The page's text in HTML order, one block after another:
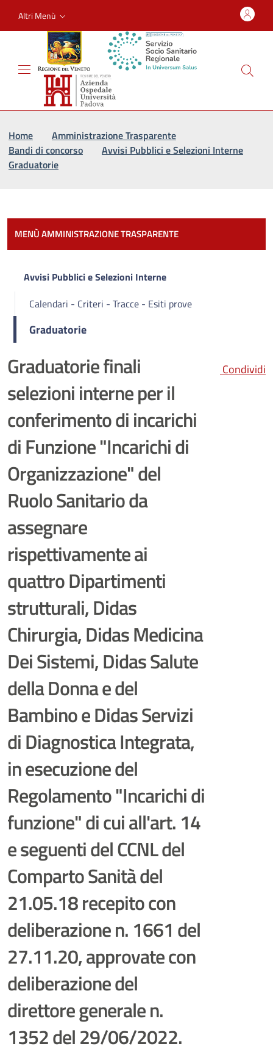
Altri Menù
Home
Amministrazione Trasparente
Bandi di concorso
Avvisi Pubblici e Selezioni Interne
Graduatorie
MENÙ AMMINISTRAZIONE TRASPARENTE
Avvisi Pubblici e Selezioni Interne
Calendari - Criteri - Tracce - Esiti prove
Graduatorie
Graduatorie finali
selezioni interne per il
conferimento di incarichi
di Funzione "Incarichi di
Organizzazione" del
Ruolo Sanitario da
assegnare
rispettivamente ai
quattro Dipartimenti
strutturali, Didas
Chirurgia, Didas Medicina
Dei Sistemi, Didas Salute
della Donna e del
Bambino e Didas Servizi
di Diagnostica Integrata,
in esecuzione del
Regolamento "Incarichi di
funzione" di cui all'art. 14
e seguenti del CCNL del
Comparto Sanità del
21.05.18 recepito con
deliberazione n. 1661 del
27.11.20, approvate con
deliberazione del
direttore generale n.
1352 del 29/06/2022.
Condividi